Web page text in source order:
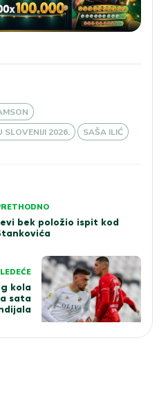
SLOVENIJI 2026.
SAŠA ILIĆ
bek položio ispit kod
kola
sata